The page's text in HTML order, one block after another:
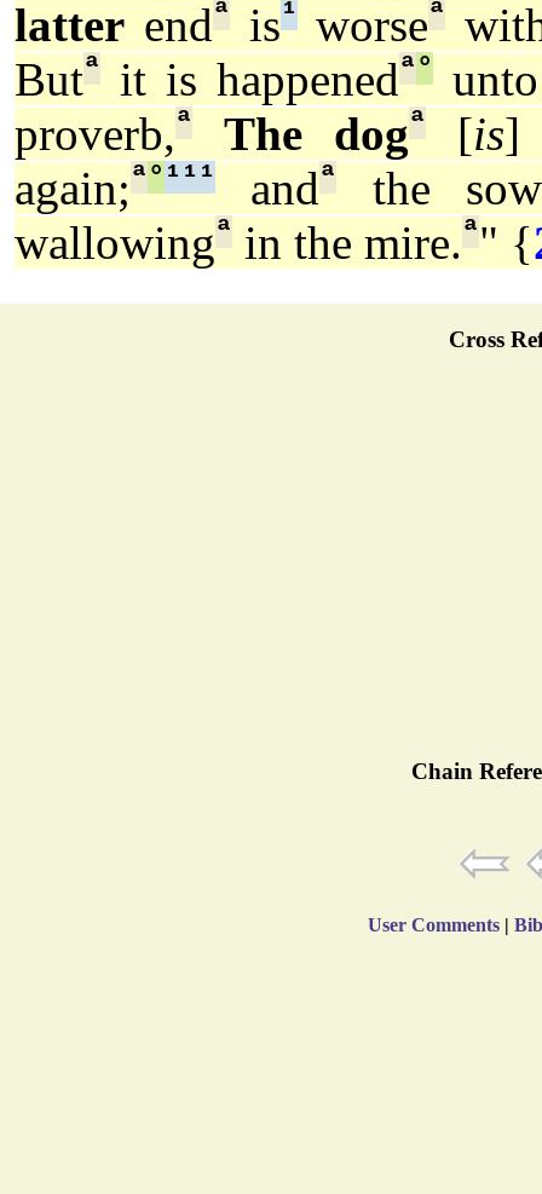
latter endª is¹worseª
Butª it is happenedª°
proverb,ª The dogª [is]
again;ª° ¹ ¹ ¹ andª
the sow
wallowingª in the mire.ª" {
Cross
Chain
User Comments |